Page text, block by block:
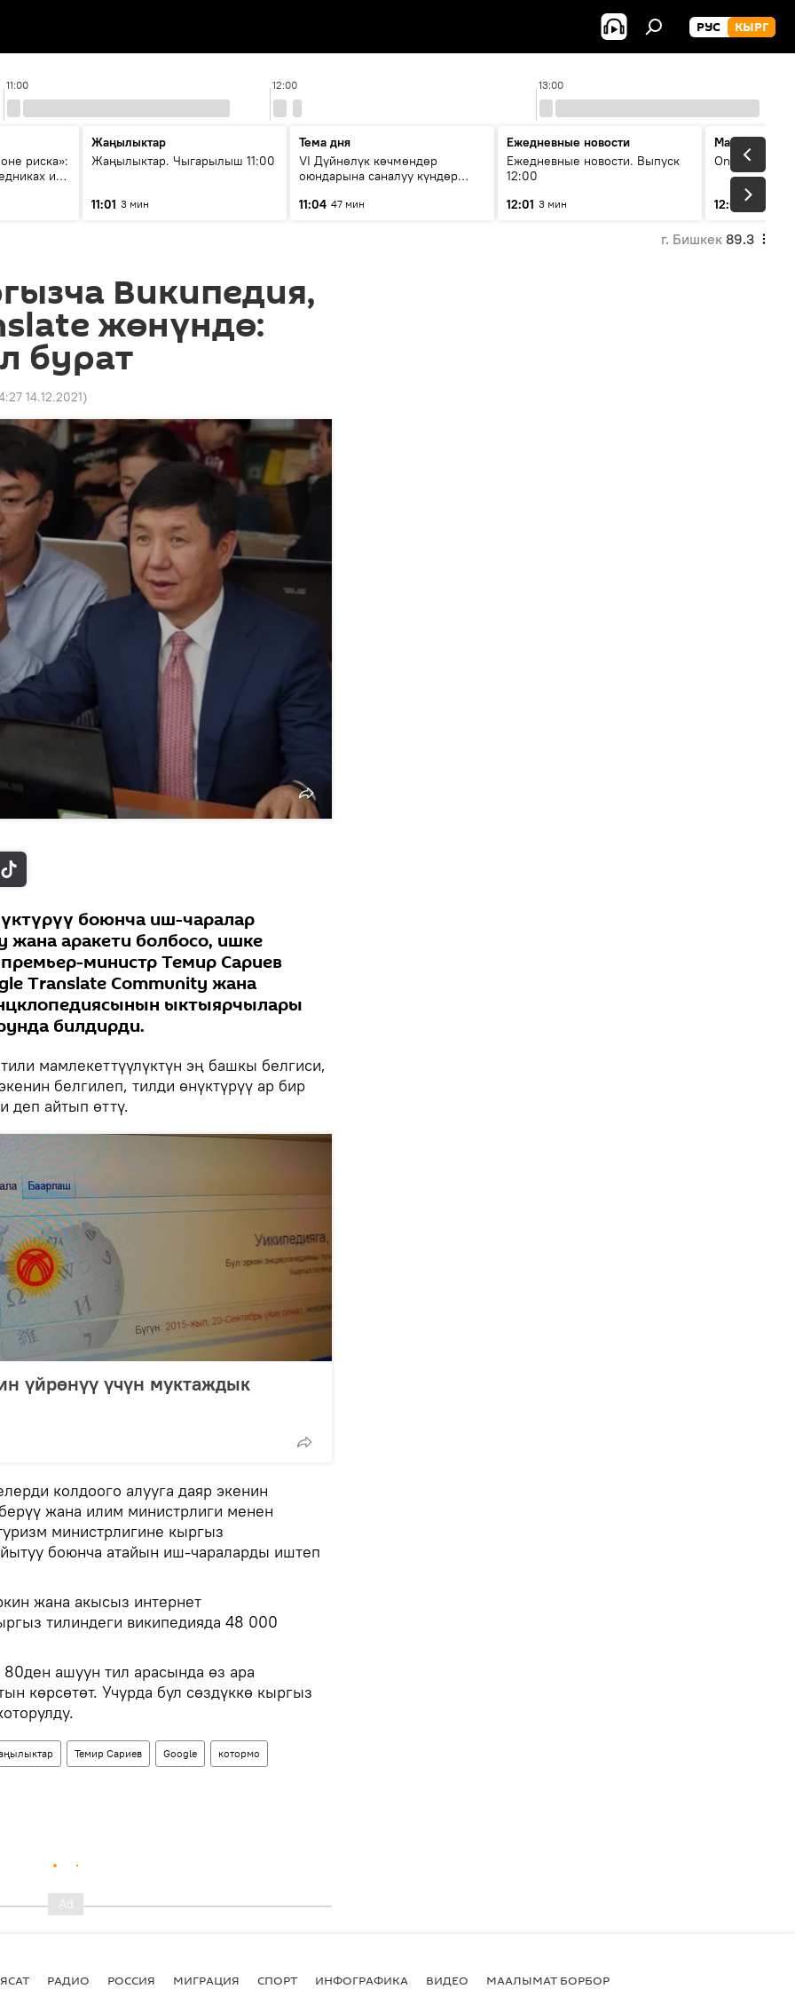
РУС КЫРГ
11:00 12:00 13:00
риска»:
и
Жаңылыктар
Жаңылыктар. Чыгарылыш 11:00
11:01 3 мин
Тема дня
VI Дүйнөлүк көчмөндөр
оюндарына саналуу күндөр
этапка жетти?
11:04 47 мин
Ежедневные новости
Ежедневные новости. Выпуск
12:00
12:01 3 мин
On air
12:05
г. Бишкек 89.3
Википедия,
жөнүндө:
бурат
14.12.2021)
боюнча иш-чаралар
жана аракети болбосо, ишке
министр Темир Сариев
Translate Community жана
ыктыярчылары
билдирди.
мамлекеттүүлүктүн эң башкы белгиси,
белгилеп, тилди өнүктүрүү ар бир
деп айтып өттү.
үйрөнүү үчүн муктаждык
колдоого алууга даяр экенин
жана илим министрлиги менен
министрлигине кыргыз
боюнча атайын иш-чараларды иштеп
жана акысыз интернет
тилиндеги википедияда 48 000
ашуун тил арасында өз ара
көрсөтөт. Учурда бул сөздүккө кыргыз
Темир Сариев Google котормо
РАДИО РОССИЯ МИГРАЦИЯ СПОРТ ИНФОГРАФИКА ВИДЕО МААЛЫМАТ БОРБОР